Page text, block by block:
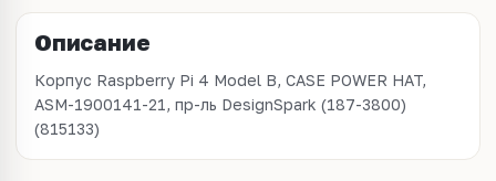
Описание
Корпус Raspberry Pi 4 Model B, CASE POWER HAT,
ASM-1900141-21, пр-ль DesignSpark (187-3800)
(815133)